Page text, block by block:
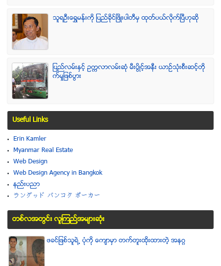
သူရဦးေရႊမန္းကို ျပည္ခိုင္ျဖိဳးပါတီမွ ထုတ္ပယ္လိုက္ျပီဟုဆို
ျပည္လမ္းႏွင့္ ဥကၠလာလမ္းဆုံ မီးပြိဳင့္အနီး ယာဥ္သုံးစီးဆင့္တို
က္မႈျဖစ္ပြား
Useful Links
Erin Kamler
Myanmar Real Estate
Web Design
Web Design Agency in Bangkok
နည္းပညာ
ラングッド バンコク ポーカー
တစ္လအတြင္း လူၾကည္႔အမ်ားဆံုး
ဖခင္ျဖစ္သူရဲ႕ ပံုကို ေက်ာမွာ တက္တူးထိုးထားတဲ့ အနဂၢ